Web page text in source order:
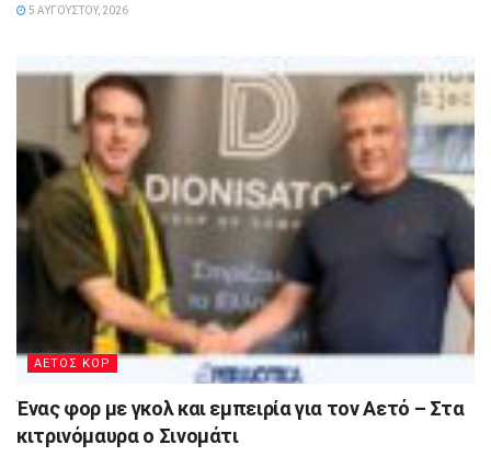
5 ΑΥΓΟΎΣΤΟΥ, 2026
ΑΕΤΟΣ ΚΟΡ
Ένας φορ με γκολ και εμπειρία για τον Αετό – Στα
κιτρινόμαυρα ο Σινομάτι